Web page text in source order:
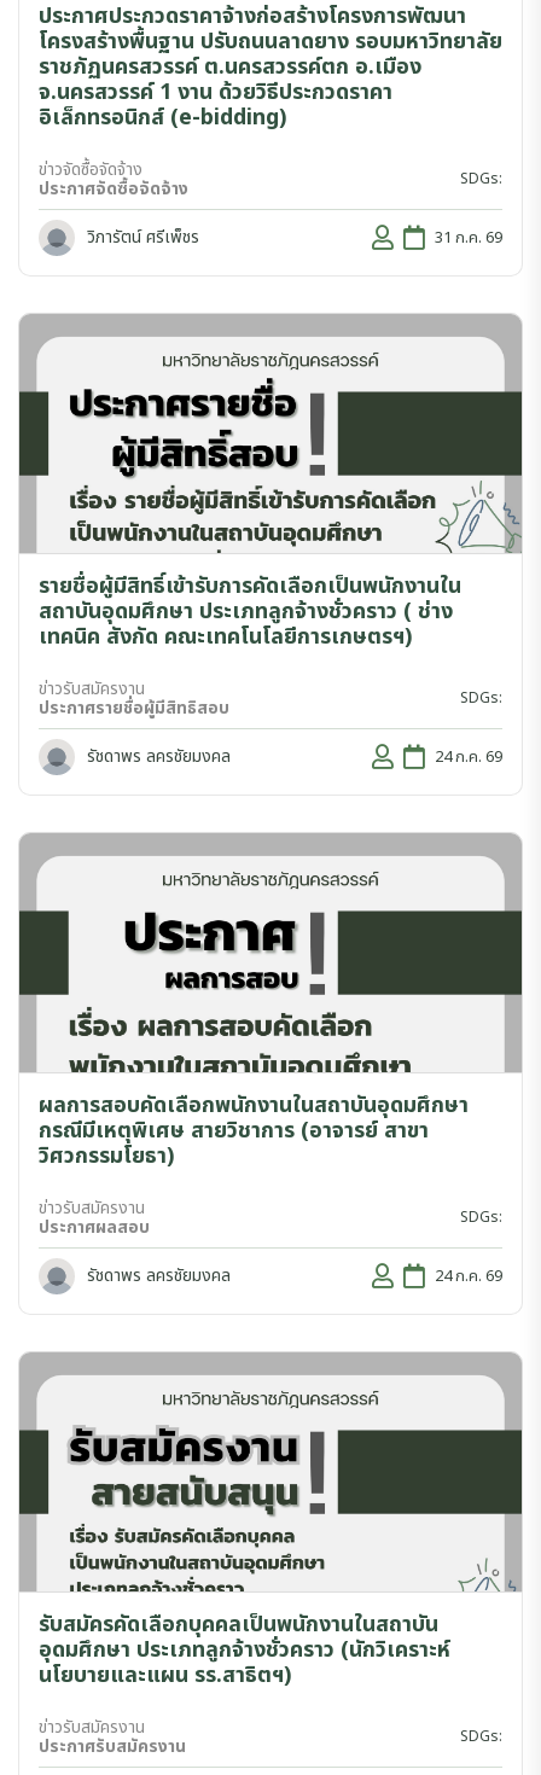
ประกาศประกวดราคาจ้างก่อสร้างโครงการพัฒนา
โครงสร้างพื้นฐาน ปรับถนนลาดยาง รอบมหาวิทยาลัย
ราชภัฏนครสวรรค์ ต.นครสวรรค์ตก อ.เมือง
จ.นครสวรรค์ 1 งาน ด้วยวิธีประกวดราคา
อิเล็กทรอนิกส์ (e-bidding)
ข่าวจัดซื้อจัดจ้าง
ประกาศจัดซื้อจัดจ้าง SDGs:
วิภารัตน์ ศรีเพ็ชร 31 ก.ค. 69
รายชื่อผู้มีสิทธิ์เข้ารับการคัดเลือกเป็นพนักงานใน
สถาบันอุดมศึกษา ประเภทลูกจ้างชั่วคราว ( ช่าง
เทคนิค สังกัด คณะเทคโนโลยีการเกษตรฯ)
ข่าวรับสมัครงาน
ประกาศรายชื่อผู้มีสิทธิสอบ SDGs:
รัชดาพร ลครชัยมงคล 24 ก.ค. 69
ผลการสอบคัดเลือกพนักงานในสถาบันอุดมศึกษา
กรณีมีเหตุพิเศษ สายวิชาการ (อาจารย์ สาขา
วิศวกรรมโยธา)
ข่าวรับสมัครงาน
ประกาศผลสอบ SDGs:
รัชดาพร ลครชัยมงคล 24 ก.ค. 69
รับสมัครคัดเลือกบุคคลเป็นพนักงานในสถาบัน
อุดมศึกษา ประเภทลูกจ้างชั่วคราว (นักวิเคราะห์
นโยบายและแผน รร.สาธิตฯ)
ข่าวรับสมัครงาน
ประกาศรับสมัครงาน SDGs: